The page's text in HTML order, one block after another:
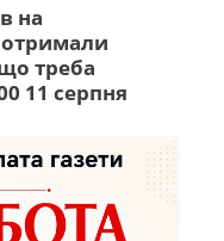
на
треба
11 серпня